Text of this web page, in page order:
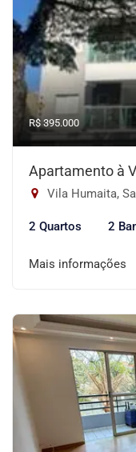
R$ 395.000
Apartamento à
Vila Humaita,
2 Quartos 2
Mais informações